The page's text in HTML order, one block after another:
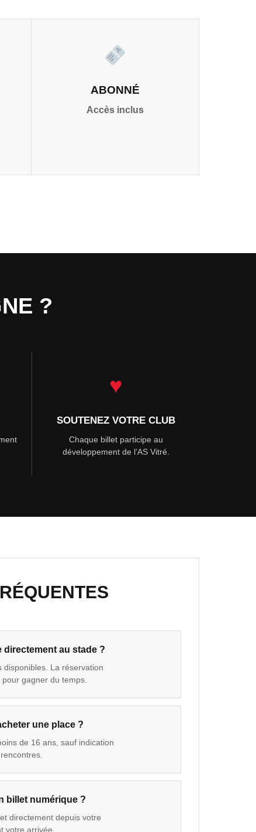
ABONNÉ
Accès inclus
?
♥
SOUTENEZ VOTRE CLUB
Chaque billet participe au
développement de l’AS Vitré.
directement au stade ?
disponibles. La réservation
gagner du temps.
une place ?
de 16 ans, sauf indication
billet numérique ?
directement depuis votre
votre arrivée.